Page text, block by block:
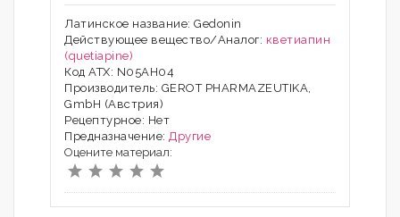
Латинское название: Gedonin
Действующее вещество/Аналог: кветиапин
(quetiapine)
Код АТХ: N05AH04
Производитель: GEROT PHARMAZEUTIKA,
GmbH (Австрия)
Рецептурное: Нет
Предназначение: Другие
Оцените материал: